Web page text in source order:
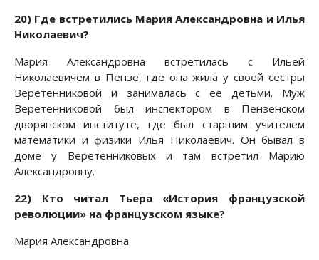
20) Где встретились Мария Александровна и Илья
Николаевич?
Мария Александровна встретилась с Ильей
Николаевичем в Пензе, где она жила у своей сестры
Веретенниковой и занималась с ее детьми. Муж
Веретенниковой был инспектором в Пензенском
дворянском институте, где был старшим учителем
математики и физики Илья Николаевич. Он бывал в
доме у Веретенниковых и там встретил Марию
Александровну.
22) Кто читал Тьера «История французской
революции» на французском языке?
Мария Александровна